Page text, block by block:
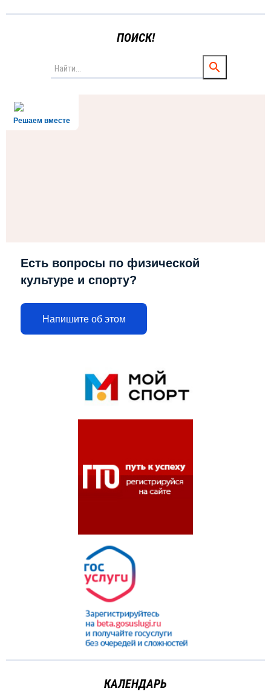
ПОИСК!
Решаем вместе
Есть вопросы по физической
культуре и спорту?
Напишите об этом
КАЛЕНДАРЬ